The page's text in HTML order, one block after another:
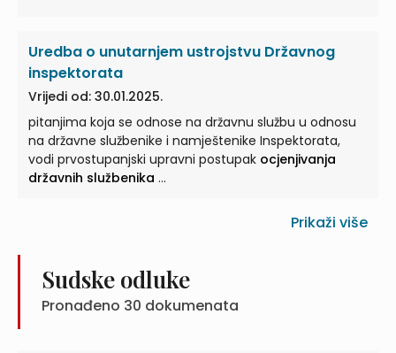
Uredba o unutarnjem ustrojstvu Državnog
inspektorata
Vrijedi od: 30.01.2025.
pitanjima koja se odnose na državnu službu u odnosu
na državne službenike i namještenike Inspektorata,
vodi prvostupanjski upravni postupak ocjenjivanja
državnih službenika ...
Prikaži više
Sudske odluke
Pronađeno 30 dokumenata